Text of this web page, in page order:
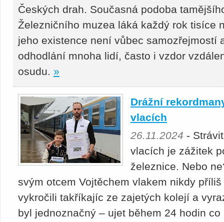
Českých drah. Současná podoba
Železničního muzea láká každý rok tisíce
jeho existence není vůbec samozřejmostí
odhodlání mnoha lidí, často i vzdor
osudu. »
Drážní
vlacích
26.11.2024 -
vlacích je zážitek
železnice. Nebo
svým otcem Vojtěchem vlakem nikdy
vykročili takříkajíc ze zajetých kolejí a
byl jednoznačný – ujet během 24 hodin